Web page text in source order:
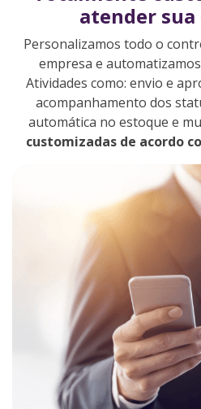
atender sua
Personalizamos todo o
empresa e
Atividades como: envio e
acompanhamento dos
automática no estoque e
customizadas de acordo